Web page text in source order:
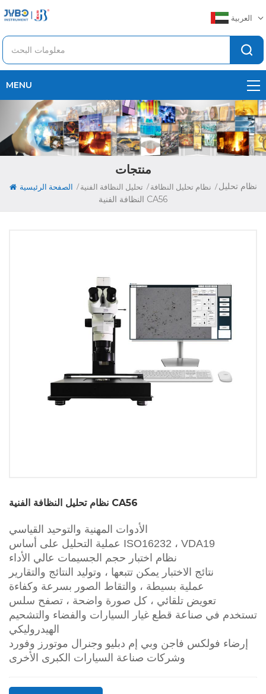
العربية
MENU
منتجات
الصفحة الرئيسية / تحليل النظافة الفنية / نظام تحليل النظافة / نظام تحليل
النظافة الفنية CA56
نظام تحليل النظافة الفنية CA56
الأدوات المهنية والتوحيد القياسي
عملية التحليل على أساس ISO16232 ، VDA19
نظام اختبار حجم الجسيمات عالي الأداء
نتائج الاختبار يمكن تتبعها ، وتوليد النتائج والتقارير
عملية بسيطة ، والتقاط الصور بسرعة وكفاءة
تعويض تلقائي ، كل صورة واضحة ، تصفح سلس
تستخدم في صناعة قطع غيار السيارات والفضاء والتشحيم
الهيدروليكي
إرضاء فولكس فاجن وبي إم دبليو وجنرال موتورز وفورد
وشركات صناعة السيارات الكبرى الأخرى